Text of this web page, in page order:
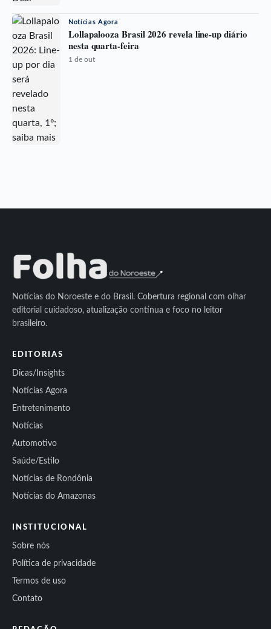
Notícias Agora
Lollapalooza Brasil 2026 revela line-up diário
nesta quarta-feira
1 de out
Notícias do Noroeste e do Brasil. Cobertura regional com olhar
editorial cuidadoso, atualização contínua e foco no leitor
brasileiro.
EDITORIAS
Dicas/Insights
Notícias Agora
Entretenimento
Notícias
Automotivo
Saúde/Estilo
Notícias de Rondônia
Notícias do Amazonas
INSTITUCIONAL
Sobre nós
Política de privacidade
Termos de uso
Contato